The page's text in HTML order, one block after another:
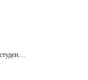
Герой РФ Константин Широков пообщался с псковскими студентами